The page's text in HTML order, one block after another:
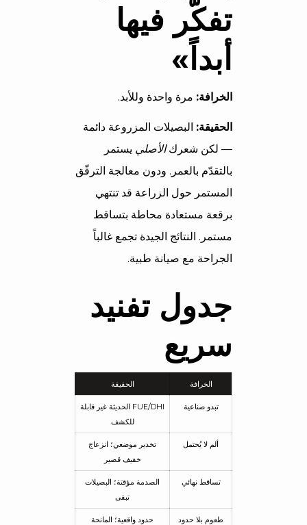
تفكّر فيها
أبداً»
الخرافة: مرة واحدة وللأبد.
الحقيقة: البصيلات المزروعة دائمة
— لكن شعركالأصلي يستمر
بالتقدّم بالعمر. ودون معالجة الترقّق
المستمر حول الزراعة قد تنتهي
برقعة مستعادة محاطة بتساقط
مستمر. النتائج الجيدة تجمع غالباً
الجراحة مع صيانة طبية.
جدول تفنيد
سريع
الخرافة الحقيقة
تبدو صناعية
FUE/DHI الحديثة غير قابلة
للكشف
ألم لا يُحتمل
تخدير موضعي؛ انزعاج
خفيف قصير
تساقط نهائي
الصدمة مؤقتة؛ البصيلات
تبقى
طعوم بلا حدود
حدود واقعية؛ المانحة